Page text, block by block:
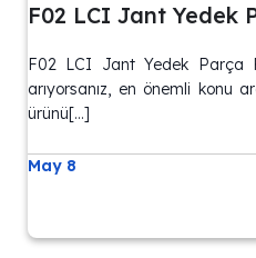
F02 LCI Jant Yedek
F02 LCI Jant Yedek Parça
arıyorsanız, en önemli konu
ürünü[…]
May 8